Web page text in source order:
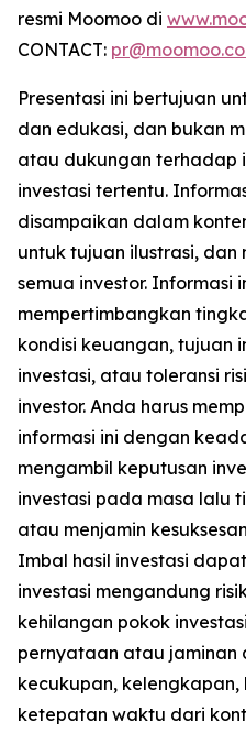
resmi Moomoo di
CONTACT:
Presentasi ini bertujuan
dan edukasi, dan bukan
atau dukungan terhadap
investasi tertentu.
disampaikan dalam
untuk tujuan ilustrasi, dan
semua investor. Informasi
mempertimbangkan
kondisi keuangan, tujuan
investasi, atau toleransi
investor. Anda harus
informasi ini dengan
mengambil keputusan
investasi pada masa lalu
atau menjamin
Imbal hasil investasi
investasi mengandung
kehilangan pokok
pernyataan atau jaminan
kecukupan,
ketepatan waktu dari